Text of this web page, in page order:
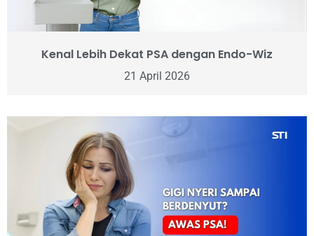
Kenal Lebih Dekat PSA dengan Endo-Wiz
21 April 2026